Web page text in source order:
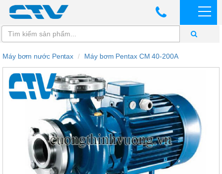
Máy bơm nước Pentax Máy bơm Pentax CM 40-200A